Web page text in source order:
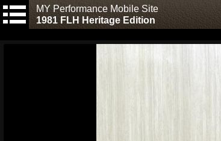
MY Performance Mobile Site
1981 FLH Heritage Edition